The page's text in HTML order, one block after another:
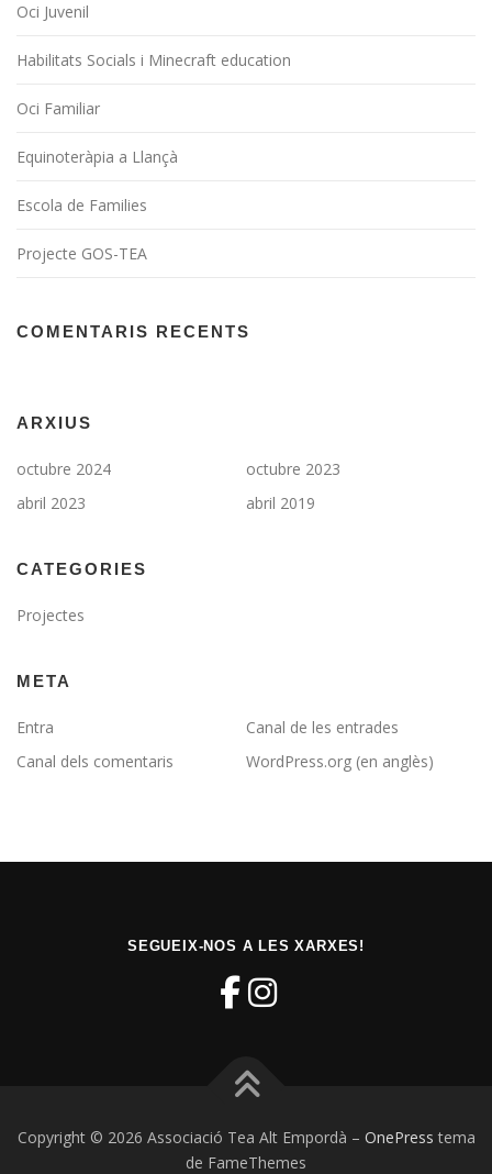
Oci Juvenil
Habilitats Socials i Minecraft education
Oci Familiar
Equinoteràpia a Llançà
Escola de Families
Projecte GOS-TEA
COMENTARIS RECENTS
ARXIUS
octubre 2024
octubre 2023
abril 2023
abril 2019
CATEGORIES
Projectes
META
Entra
Canal de les entrades
Canal dels comentaris
WordPress.org (en anglès)
SEGUEIX-NOS A LES XARXES!
Copyright © 2026 Associació Tea Alt Empordà – OnePress tema
de FameThemes